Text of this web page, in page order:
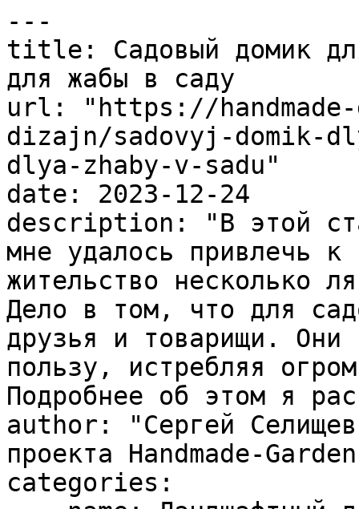
---
title: Садовый домик
для жабы в саду
url: "https://
dizajn/sadovyj-domik-
dlya-zhaby-v-sadu"
date: 2023-12-24
description: "В этой
мне удалось привлечь
жительство несколько
Дело в том, что для
друзья и товарищи. Они
пользу, истребляя
Подробнее об этом я
author: "Сергей
проекта Handmade-
categories: